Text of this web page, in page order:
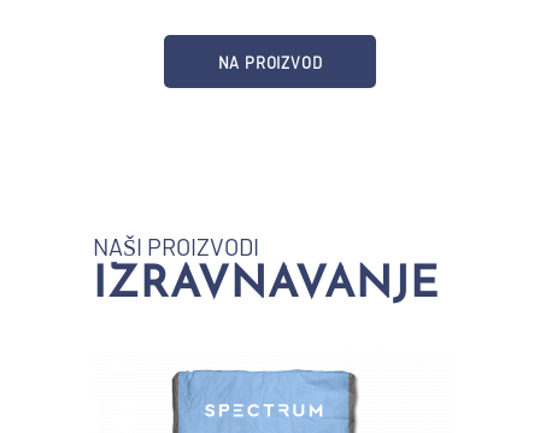
NA PROIZVOD
NAŠI PROIZVODI
IZRAVNAVANJE